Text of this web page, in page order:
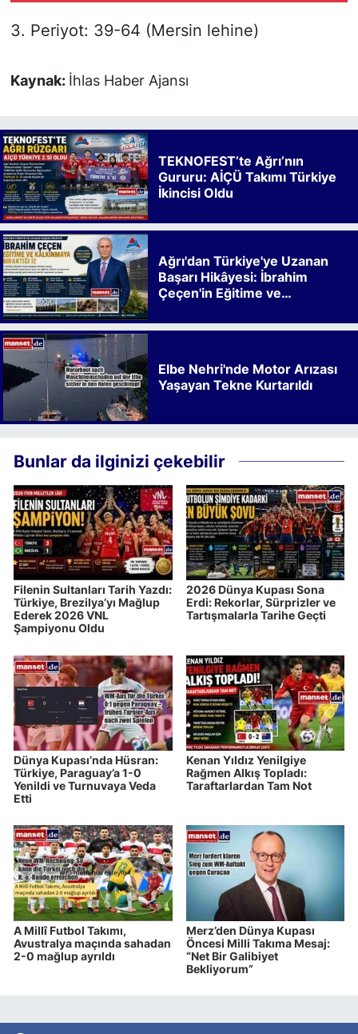
3. Periyot: 39-64 (Mersin lehine)
Kaynak: İhlas Haber Ajansı
TEKNOFEST’te Ağrı’nın
Gururu: AİÇÜ Takımı Türkiye
İkincisi Oldu
Ağrı'dan Türkiye'ye Uzanan
Başarı Hikâyesi: İbrahim
Çeçen'in Eğitime ve
Elbe Nehri'nde Motor Arızası
Yaşayan Tekne Kurtarıldı
Bunlar da ilginizi çekebilir
Filenin Sultanları Tarih Yazdı:
Türkiye, Brezilya’yı Mağlup
Ederek 2026 VNL
Şampiyonu Oldu
2026 Dünya Kupası Sona
Erdi: Rekorlar, Sürprizler ve
Tartışmalarla Tarihe Geçti
Dünya Kupası’nda Hüsran:
Türkiye, Paraguay’a 1-0
Yenildi ve Turnuvaya Veda
Etti
Kenan Yıldız Yenilgiye
Rağmen Alkış Topladı:
Taraftarlardan Tam Not
A Millî Futbol Takımı,
Avustralya maçında sahadan
2-0 mağlup ayrıldı
Merz’den Dünya Kupası
Öncesi Milli Takıma Mesaj:
“Net Bir Galibiyet
Bekliyorum”